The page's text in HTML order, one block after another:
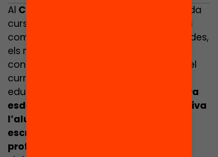
Al CEIP Germán Fernández Ramos
, cada
curs gira al voltant d’un centre d’interès
comú: el Camí de Santiago, les Olimpíades,
els mitjans de comunicació… Aquest fil
conductor estructura totes les àrees del
currículum i implica tota la comunitat
educativa. D’aquesta manera,
la lectura
esdevé una eina transversal que motiva
l’alumnat, promou l’expressió oral i
escrita, i obre camins de comprensió
profunda